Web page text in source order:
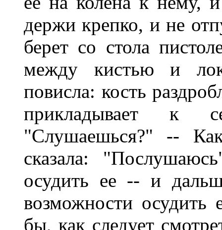
держи крепко, и не
берет со стола
между кистью и
повисла: кость
прикладывает к
"Слушаешься?" --
сказала:
осудить ее -- и
возможности
бы, как следует